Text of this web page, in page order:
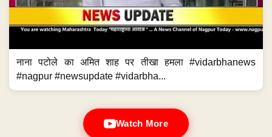
नाना पटोले का अमित शाह पर तीखा हमला #vidarbhanews
#nagpur #newsupdate #vidarbha...
Watch More